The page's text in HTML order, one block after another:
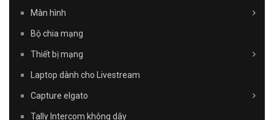
Màn hình
Bộ chia mạng
Thiết bị mạng
Laptop dành cho Livestream
Capture elgato
Tally Intercom không dây